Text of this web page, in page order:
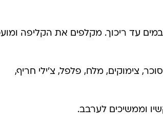
עד ריכוך. מקלפים את הקליפה
צימוקים, מלח, פלפל, צ'ילי חריף,